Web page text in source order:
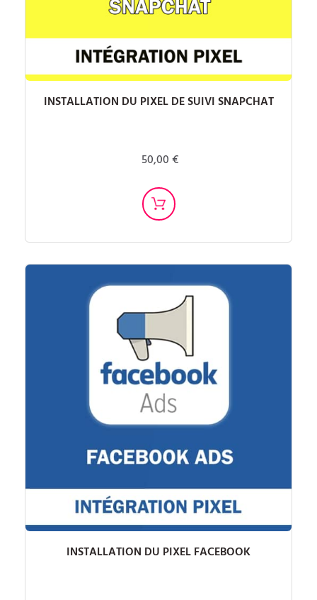
INSTALLATION DU PIXEL DE SUIVI SNAPCHAT
50,00 €
INSTALLATION DU PIXEL FACEBOOK